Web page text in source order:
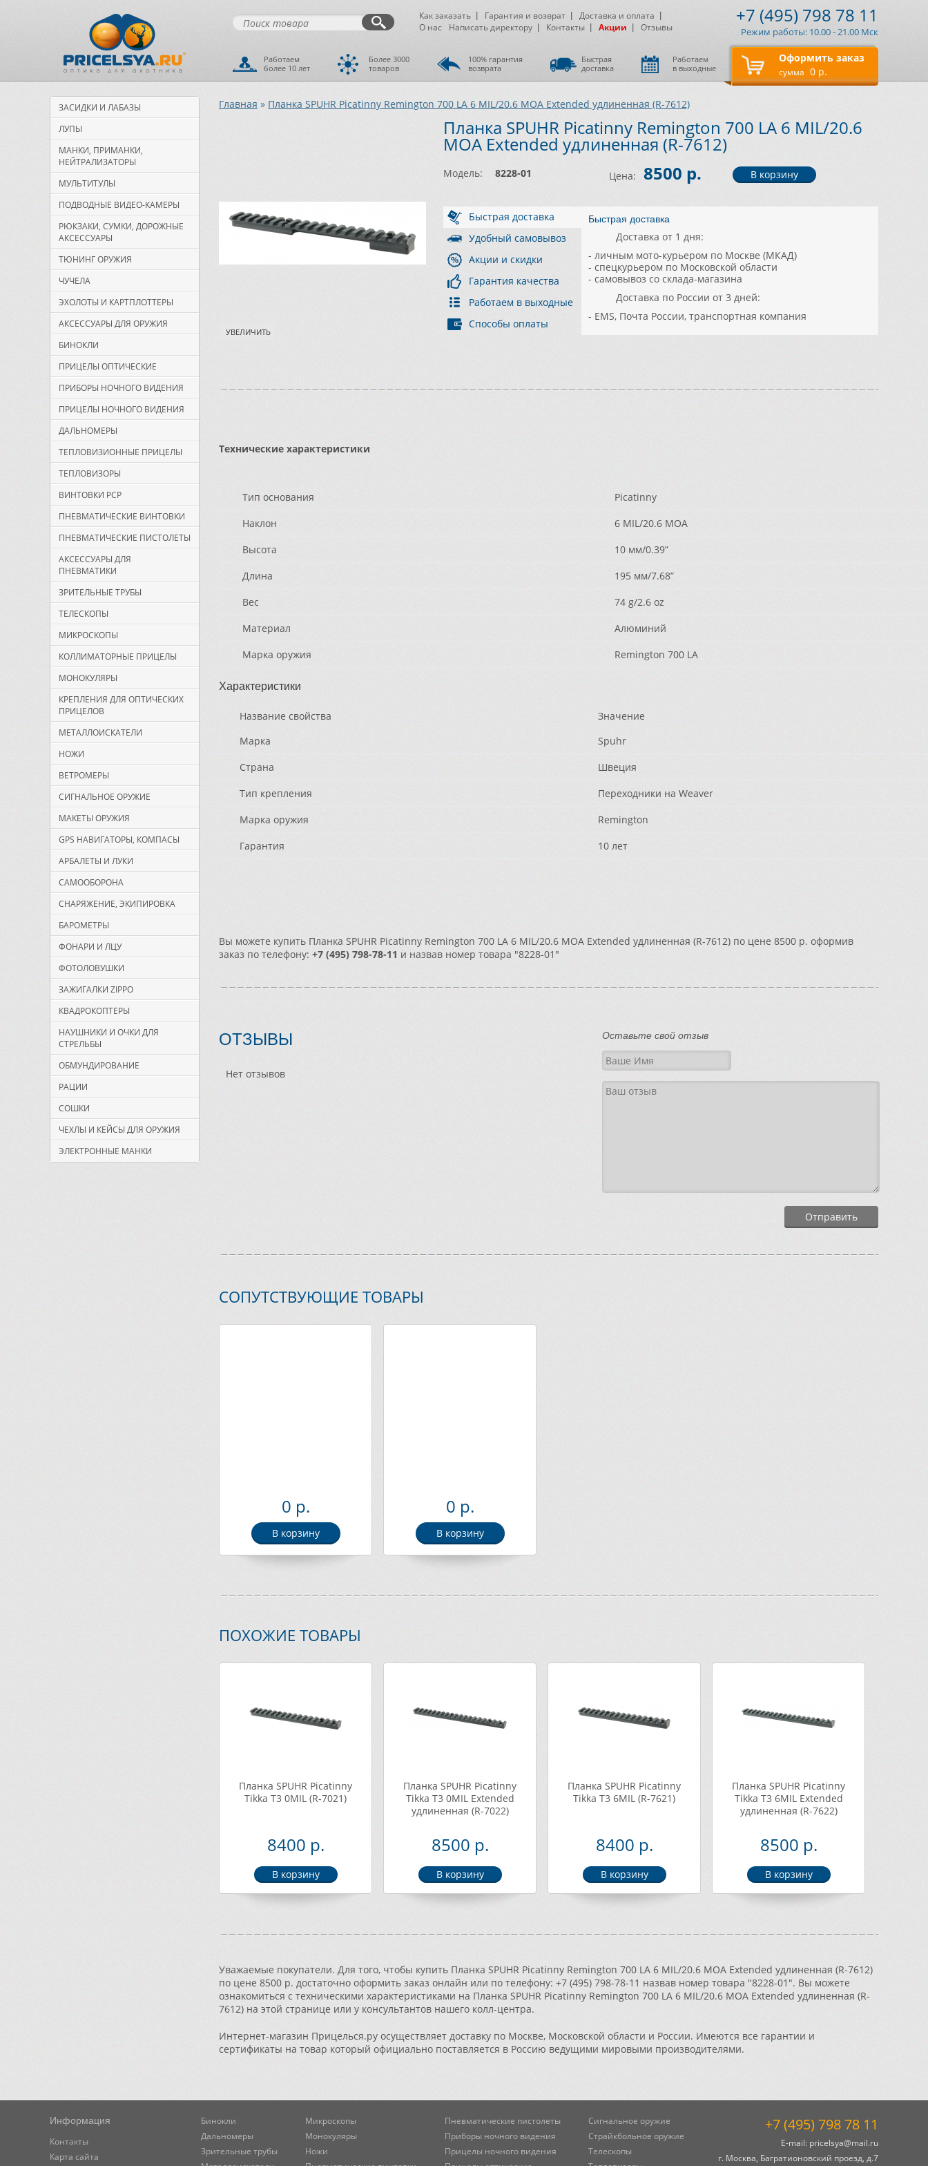
Оформить заказ
сумма 0 р.
Как заказать Гарантия и возврат
Доставка и оплата
О нас
Написать директору Контакты Акции Отзывы
+7 (495) 798 78 11
Режим работы: 10.00 - 21.00 Мск
Работаем
более 10 лет
Более 3000
товаров
100% гарантия
возврата
Быстрая
доставка
Работаем
в выходные
ЗАСИДКИ И ЛАБАЗЫ
ЛУПЫ
МАНКИ, ПРИМАНКИ,
НЕЙТРАЛИЗАТОРЫ
МУЛЬТИТУЛЫ
ПОДВОДНЫЕ ВИДЕО-КАМЕРЫ
РЮКЗАКИ, СУМКИ, ДОРОЖНЫЕ
АКСЕССУАРЫ
ТЮНИНГ ОРУЖИЯ
ЧУЧЕЛА
ЭХОЛОТЫ И КАРТПЛОТТЕРЫ
АКСЕССУАРЫ ДЛЯ ОРУЖИЯ
БИНОКЛИ
ПРИЦЕЛЫ ОПТИЧЕСКИЕ
ПРИБОРЫ НОЧНОГО ВИДЕНИЯ
ПРИЦЕЛЫ НОЧНОГО ВИДЕНИЯ
ДАЛЬНОМЕРЫ
ТЕПЛОВИЗИОННЫЕ ПРИЦЕЛЫ
ТЕПЛОВИЗОРЫ
ВИНТОВКИ PCP
ПНЕВМАТИЧЕСКИЕ ВИНТОВКИ
ПНЕВМАТИЧЕСКИЕ ПИСТОЛЕТЫ
АКСЕССУАРЫ ДЛЯ
ПНЕВМАТИКИ
ЗРИТЕЛЬНЫЕ ТРУБЫ
ТЕЛЕСКОПЫ
МИКРОСКОПЫ
КОЛЛИМАТОРНЫЕ ПРИЦЕЛЫ
МОНОКУЛЯРЫ
КРЕПЛЕНИЯ ДЛЯ ОПТИЧЕСКИХ
ПРИЦЕЛОВ
МЕТАЛЛОИСКАТЕЛИ
НОЖИ
ВЕТРОМЕРЫ
СИГНАЛЬНОЕ ОРУЖИЕ
МАКЕТЫ ОРУЖИЯ
GPS НАВИГАТОРЫ, КОМПАСЫ
АРБАЛЕТЫ И ЛУКИ
САМООБОРОНА
СНАРЯЖЕНИЕ, ЭКИПИРОВКА
БАРОМЕТРЫ
ФОНАРИ И ЛЦУ
ФОТОЛОВУШКИ
ЗАЖИГАЛКИ ZIPPO
КВАДРОКОПТЕРЫ
НАУШНИКИ И ОЧКИ ДЛЯ
СТРЕЛЬБЫ
ОБМУНДИРОВАНИЕ
РАЦИИ
СОШКИ
ЧЕХЛЫ И КЕЙСЫ ДЛЯ ОРУЖИЯ
ЭЛЕКТРОННЫЕ МАНКИ
Главная » Планка SPUHR Picatinny Remington 700 LA 6 MIL/20.6 MOA Extended удлиненная (R-7612)
УВЕЛИЧИТЬ
Планка SPUHR Picatinny Remington 700 LA 6 MIL/20.6
MOA Extended удлиненная (R-7612)
Модель: 8228-01 Цена: 8500 р.
Быстрая доставка
Удобный самовывоз
Акции и скидки
Гарантия качества
Работаем в выходные
Способы оплаты
Быстрая доставка
Доставка от 1 дня:
- личным мото-курьером по Москве (МКАД)
- спецкурьером по Московской области
- самовывоз со склада-магазина
Доставка по России от 3 дней:
- EMS, Почта России, транспортная компания
Технические характеристики
Тип основания
Picatinny
Наклон
6 MIL/20.6 MOA
Высота
10 мм/0.39”
Длина
195 мм/7.68”
Вес
74 g/2.6 oz
Материал
Алюминий
Марка оружия
Remington 700 LA
Характеристики
Название свойства
Значение
Марка
Spuhr
Страна
Швеция
Тип крепления
Переходники на Weaver
Марка оружия
Remington
Гарантия
10 лет
Вы можете купить Планка SPUHR Picatinny Remington 700 LA 6 MIL/20.6 MOA Extended удлиненная (R-7612) по цене 8500 р. оформив
заказ по телефону: +7 (495) 798-78-11 и назвав номер товара "8228-01"
ОТЗЫВЫ
Нет отзывов
Оставьте свой отзыв
Отправить
СОПУТСТВУЮЩИЕ ТОВАРЫ
0 р.
В корзину
0 р.
В корзину
ПОХОЖИЕ ТОВАРЫ
Планка SPUHR Picatinny
Tikka T3 0MIL (R-7021)
8400 р.
Планка SPUHR Picatinny
Tikka T3 0MIL Extended
удлиненная (R-7022)
8500 р.
Планка SPUHR Picatinny
Tikka T3 6MIL (R-7621)
8400 р.
Планка SPUHR Picatinny
Tikka T3 6MIL Extended
удлиненная (R-7622)
8500 р.
Уважаемые покупатели. Для того, чтобы купить Планка SPUHR Picatinny Remington 700 LA 6 MIL/20.6 MOA Extended удлиненная (R-7612)
по цене 8500 р. достаточно оформить заказ онлайн или по телефону: +7 (495) 798-78-11 назвав номер товара "8228-01". Вы можете
ознакомиться с техническими характеристиками на Планка SPUHR Picatinny Remington 700 LA 6 MIL/20.6 MOA Extended удлиненная (R-
7612) на этой странице или у консультантов нашего колл-центра.
Интернет-магазин Прицелься.ру осуществляет доставку по Москве, Московской области и России. Имеются все гарантии и
сертификаты на товар который официально поставляется в Россию ведущими мировыми производителями.
Информация
Контакты
Карта сайта
Бинокли
Дальномеры
Зрительные трубы
Микроскопы
Монокуляры
Ножи
Пневматические пистолеты
Приборы ночного видения
Прицелы ночного видения
Сигнальное оружие
Страйкбольное оружие
Телескопы
+7 (495) 798 78 11
E-mail: pricelsya@mail.ru
г. Москва, Багратионовский проезд, д.7